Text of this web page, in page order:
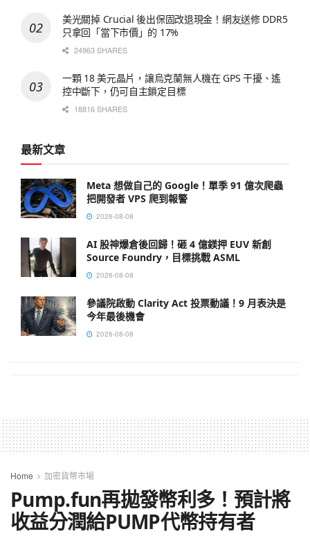
美光關掉 Crucial 後出保固改退現金！網友送修 DDR5
只拿回「當下市價」的 17%
24963 SHARES
一顆 18 美元晶片，讓烏克蘭無人機在 GPS 干擾、遙
控中斷下，仍可自主鎖定目標
18816 SHARES
最新文章
Meta 想做自己的 Google！單季 91 億次爬蟲
把開發者 VPS 爬到報警
2026-08-08
AI 股神爆倉後回歸！砸 4 億鎂押 EUV 新創
Source Foundry，目標挑戰 ASML
2026-08-08
參議院啟動 Clarity Act 投票動議！9 月表決是
今年最後機會
2026-08-08
Home 加密貨幣市場
Pump.fun再拋發幣利多！預計將
收益分潤給PUMP代幣持有者